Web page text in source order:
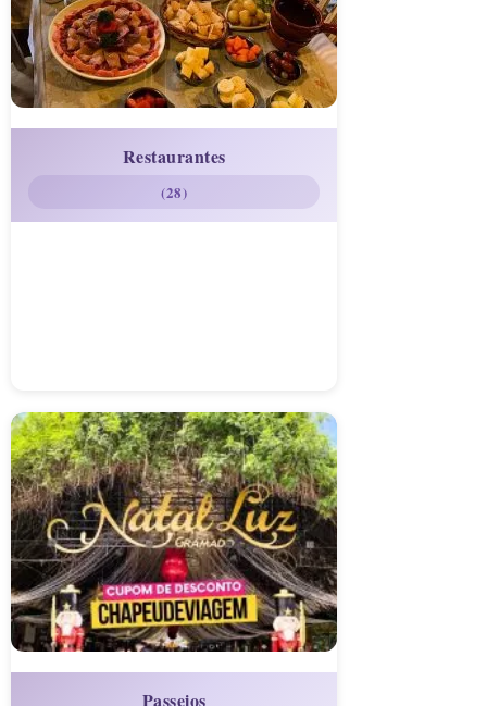
Restaurantes
(28)
Passeios